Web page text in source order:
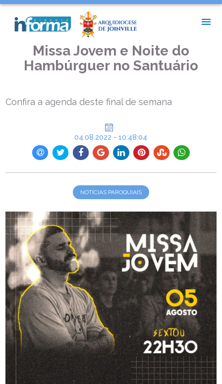
MISSA JOVEM E NOITE DO HAMBÚRGUER NO SANTUÁRIO
Missa Jovem e Noite do
Hambúrguer no Santuário
Confira a agenda deste final de semana
04.08.2022 - 10:48:04
NOTÍCIAS PAROQUIAIS